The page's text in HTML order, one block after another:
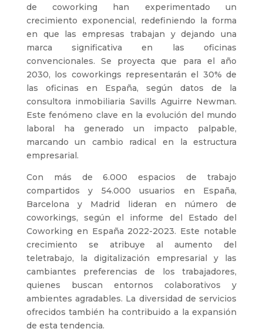
de coworking han experimentado un
crecimiento exponencial, redefiniendo la forma
en que las empresas trabajan y dejando una
marca significativa en las oficinas
convencionales. Se proyecta que para el año
2030, los coworkings representarán el 30% de
las oficinas en España, según datos de la
consultora inmobiliaria Savills Aguirre Newman.
Este fenómeno clave en la evolución del mundo
laboral ha generado un impacto palpable,
marcando un cambio radical en la estructura
empresarial.
Con más de 6.000 espacios de trabajo
compartidos y 54.000 usuarios en España,
Barcelona y Madrid lideran en número de
coworkings, según el informe del Estado del
Coworking en España 2022-2023. Este notable
crecimiento se atribuye al aumento del
teletrabajo, la digitalización empresarial y las
cambiantes preferencias de los trabajadores,
quienes buscan entornos colaborativos y
ambientes agradables. La diversidad de servicios
ofrecidos también ha contribuido a la expansión
de esta tendencia.